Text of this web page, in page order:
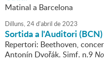
Matinal a Barcelona
Dilluns,24d'abril de2023
Sortida a l'Auditori (BCN)
Repertori: Beethoven,
Antonín Dvořák. Simf. n.9